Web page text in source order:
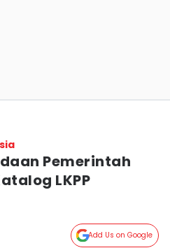
Pemerintah
LKPP
Add Us on Google